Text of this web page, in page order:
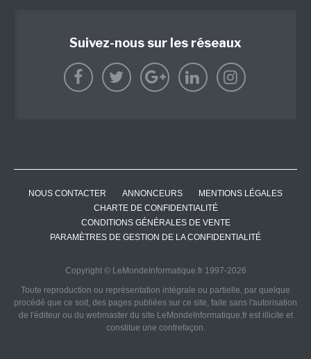
Suivez-nous sur les réseaux
NOUS CONTACTER ANNONCEURS
MENTIONS LÉGALES
CHARTE DE CONFIDENTIALITÉ
CONDITIONS GÉNÉRALES DE VENTE
PARAMÈTRES DE GESTION DE LA CONFIDENTIALITÉ
Copyright © LeMondeInformatique.fr 1997-2026
Toute reproduction ou représentation intégrale ou partielle, par quelque
procédé que ce soit, des pages publiées sur ce site, faite sans l'autorisation
de l'éditeur ou du webmaster du site LeMondeInformatique.fr est illicite et
constitue une contrefaçon.